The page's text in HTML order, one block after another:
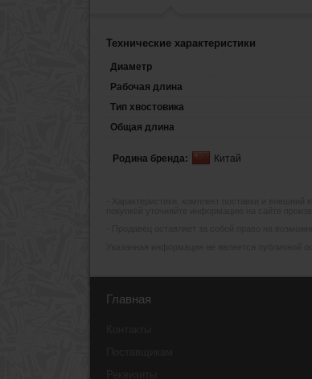
Технические характеристики
Диаметр
Рабочая длина
Тип хвостовика
Общая длина
Родина бренда: Китай
Главная